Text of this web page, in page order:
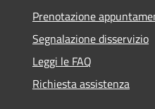
Prenotazione
Segnalazione disservizio
Leggi le FAQ
Richiesta assistenza